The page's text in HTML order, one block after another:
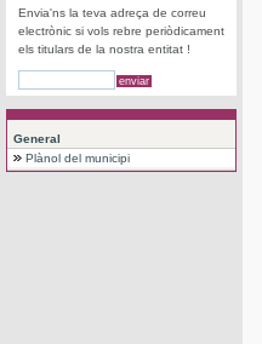
Envia'ns la teva adreça de correu
electrònic si vols rebre periòdicament
els titulars de la nostra entitat !
General
Plànol del municipi